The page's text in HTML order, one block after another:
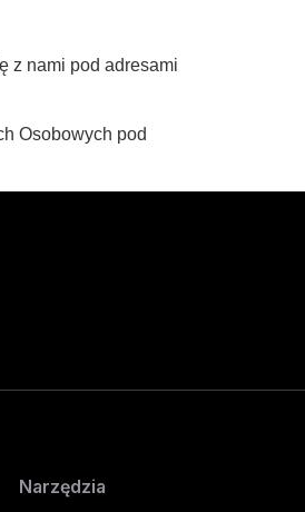
z nami pod adresami
Osobowych pod
Narzędzia